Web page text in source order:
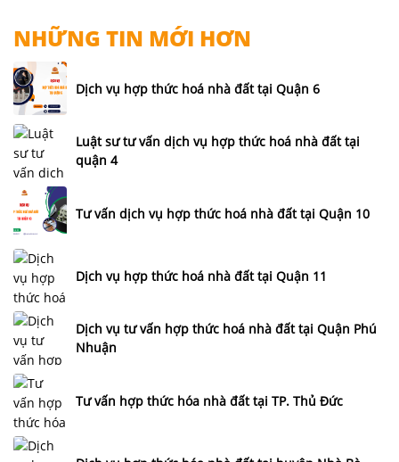
NHỮNG TIN MỚI HƠN
Dịch vụ hợp thức hoá nhà đất tại Quận 6
Luật sư tư vấn dịch vụ hợp thức hoá nhà đất tại
quận 4
Tư vấn dịch vụ hợp thức hoá nhà đất tại Quận 10
Dịch vụ hợp thức hoá nhà đất tại Quận 11
Dịch vụ tư vấn hợp thức hoá nhà đất tại Quận Phú
Nhuận
Tư vấn hợp thức hóa nhà đất tại TP. Thủ Đức